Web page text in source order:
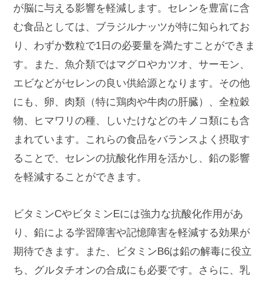
が脳に与える影響を軽減します。セレンを豊富に含
む食品としては、ブラジルナッツが特に知られてお
り、わずか数粒で1日の必要量を満たすことができま
す。また、魚介類ではマグロやカツオ、サーモン、
エビなどがセレンの良い供給源となります。その他
にも、卵、肉類（特に鶏肉や牛肉の肝臓）、全粒穀
物、ヒマワリの種、しいたけなどのキノコ類にも含
まれています。これらの食品をバランスよく摂取す
ることで、セレンの抗酸化作用を活かし、鉛の影響
を軽減することができます。
ビタミンCやビタミンEには強力な抗酸化作用があ
り、鉛による学習障害や記憶障害を軽減する効果が
期待できます。また、ビタミンB6は鉛の解毒に役立
ち、グルタチオンの合成にも必要です。さらに、乳